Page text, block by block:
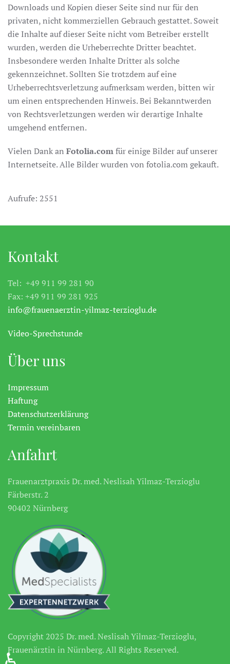
Downloads und Kopien dieser Seite sind nur für den
privaten, nicht kommerziellen Gebrauch gestattet. Soweit
die Inhalte auf dieser Seite nicht vom Betreiber erstellt
wurden, werden die Urheberrechte Dritter beachtet.
Insbesondere werden Inhalte Dritter als solche
gekennzeichnet. Sollten Sie trotzdem auf eine
Urheberrechtsverletzung aufmerksam werden, bitten wir
um einen entsprechenden Hinweis. Bei Bekanntwerden
von Rechtsverletzungen werden wir derartige Inhalte
umgehend entfernen.
Vielen Dank an Fotolia.comfür einige Bilder auf unserer
Internetseite. Alle Bilder wurden von fotolia.com gekauft.
Aufrufe: 2551
Kontakt
Tel: +49 911 99 281 90
Fax: +49 911 99 281 925
info@frauenaerztin-yilmaz-terzioglu.de
Video-Sprechstunde
Über uns
Impressum
Haftung
Datenschutzerklärung
Termin vereinbaren
Anfahrt
Frauenarztpraxis Dr. med. Neslisah Yilmaz-Terzioglu
Färberstr. 2
90402 Nürnberg
Copyright 2025 Dr. med. Neslisah Yilmaz-Terzioglu,
Frauenärztin in Nürnberg. All Rights Reserved.